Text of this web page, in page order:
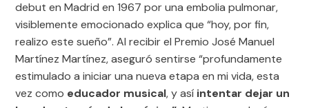
debut en Madrid en 1967 por una embolia pulmonar,
visiblemente emocionado explica que “hoy, por fin,
realizo este sueño”. Al recibir el Premio José Manuel
Martínez Martínez, aseguró sentirse “profundamente
estimulado a iniciar una nueva etapa en mi vida, esta
vez como educador musical, y así intentar dejar un